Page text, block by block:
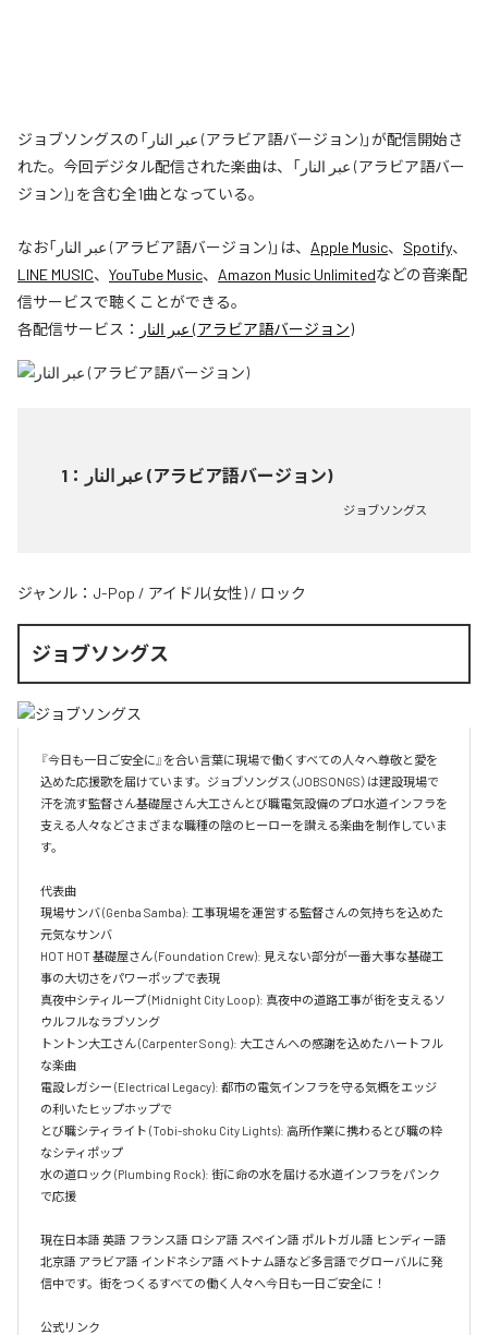
ジョブソングスの「عبر النار (アラビア語バージョン)」が配信開始さ
れた。今回デジタル配信された楽曲は、「عبر النار (アラビア語バー
ジョン)」を含む全1曲となっている。
なお「 عبر النار (アラビア語バージョン)」は、 Apple Music、 Spotify、
LINE MUSIC、 YouTube Music、 Amazon Music Unlimitedなどの音楽配
信サービスで聴くことができる。
各配信サービス：
عبر النار (アラビア語バージョン)
1 ： عبر النار (アラビア語バージョン)
ジョブソングス
ジャンル： J-Pop / アイドル(女性) / ロック
ジョブソングス
『今日も一日ご安全に』を合い言葉に現場で働くすべての人々へ尊敬と愛を
込めた応援歌を届けています。ジョブソングス（JOBSONGS）は建設現場で
汗を流す監督さん基礎屋さん大工さんとび職電気設備のプロ水道インフラを
支える人々などさまざまな職種の陰のヒーローを讃える楽曲を制作していま
す。
代表曲
現場サンバ (Genba Samba): 工事現場を運営する監督さんの気持ちを込めた
元気なサンバ
HOT HOT 基礎屋さん (Foundation Crew): 見えない部分が一番大事な基礎工
事の大切さをパワーポップで表現
真夜中シティループ (Midnight City Loop): 真夜中の道路工事が街を支えるソ
ウルフルなラブソング
トントン大工さん (Carpenter Song): 大工さんへの感謝を込めたハートフル
な楽曲
電設レガシー (Electrical Legacy): 都市の電気インフラを守る気概をエッジ
の利いたヒップホップで
とび職シティライト (Tobi-shoku City Lights): 高所作業に携わるとび職の粋
なシティポップ
水の道ロック (Plumbing Rock): 街に命の水を届ける水道インフラをパンク
で応援
現在日本語 英語 フランス語 ロシア語 スペイン語 ポルトガル語 ヒンディー語
北京語 アラビア語 インドネシア語 ベトナム語など多言語でグローバルに発
信中です。街をつくるすべての働く人々へ今日も一日ご安全に！
公式リンク